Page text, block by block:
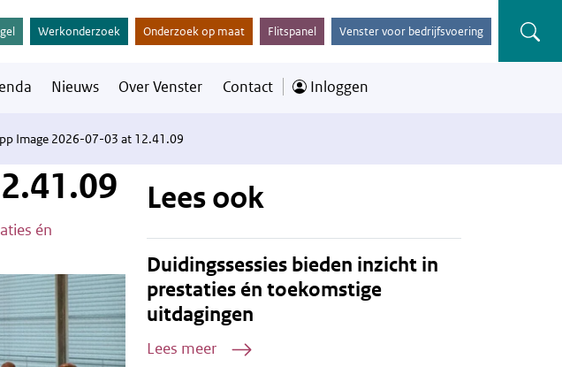
Werkonderzoek Onderzoek op maat Flitspanel Venster voor bedrijfsvoering
Nieuws Over Venster Contact Inloggen
Image 2026-07-03 at 12.41.09
én
Lees ook
Duidingssessies bieden inzicht in
prestaties én toekomstige
uitdagingen
Lees meer